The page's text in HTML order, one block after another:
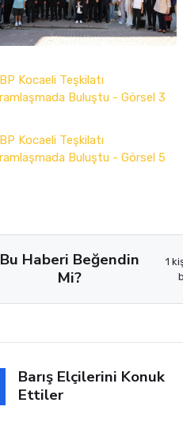
Bu Haberi Beğendin
Mi?
1
Barış Elçilerini Konuk
Ettiler